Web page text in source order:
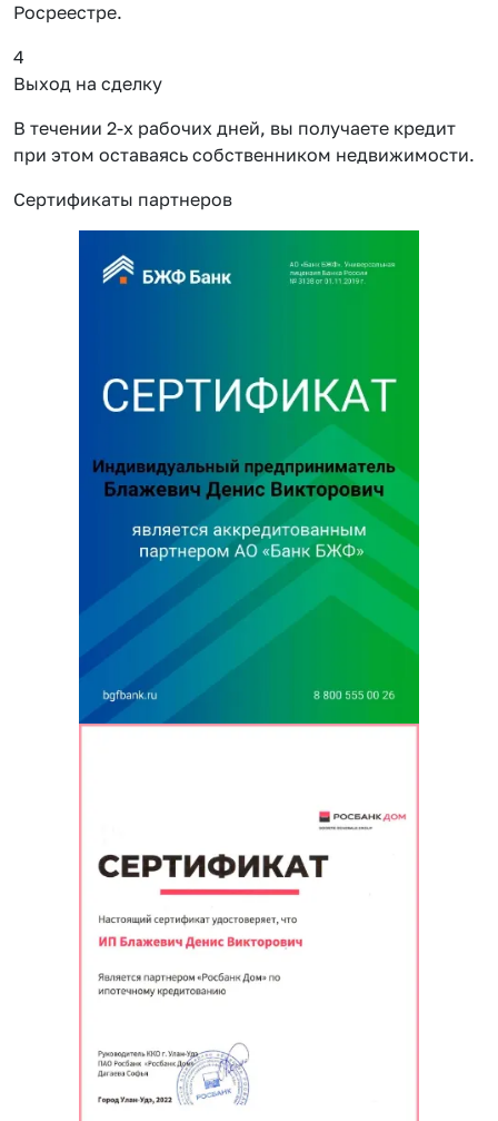
Росреестре.
4
Выход на сделку
В течении 2-х рабочих дней, вы получаете кредит
при этом оставаясь собственником недвижимости.
Сертификаты партнеров